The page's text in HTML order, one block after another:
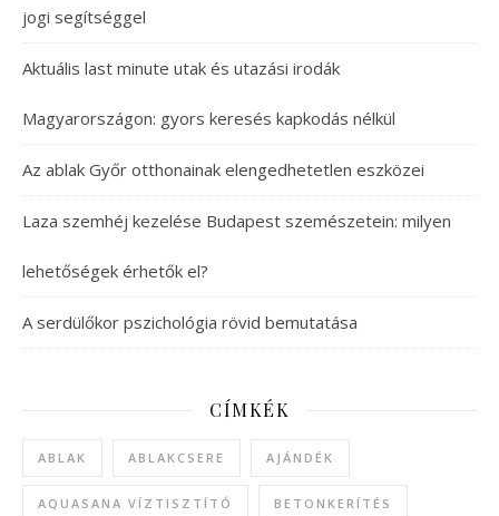
jogi segítséggel
Aktuális last minute utak és utazási irodák
Magyarországon: gyors keresés kapkodás nélkül
Az ablak Győr otthonainak elengedhetetlen eszközei
Laza szemhéj kezelése Budapest szemészetein: milyen
lehetőségek érhetők el?
A serdülőkor pszichológia rövid bemutatása
CÍMKÉK
ABLAK ABLAKCSERE AJÁNDÉK
AQUASANA VÍZTISZTÍTÓ BETONKERÍTÉS